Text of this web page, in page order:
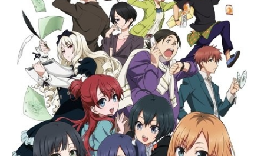
作：P.A.WORKS主題歌OP：「Bravel
yYou」LiaED：「灼け落ちない翼」
多田葵公開開始年＆季節2015夏アニ
メ(C)VisualArt's/Key/CharlotteProject
『Charlotte』公式サイト『Charlott
e』公式Twitter 「Charlotte」のグ...